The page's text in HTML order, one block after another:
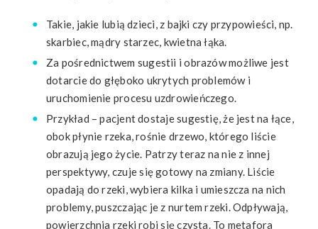
Takie, jakie lubią dzieci, z bajki czy przypowieści, np.
skarbiec, mądry starzec, kwietna łąka.
Za pośrednictwem sugestii i obrazów możliwe jest
dotarcie do głęboko ukrytych problemów i
uruchomienie procesu uzdrowieńczego.
Przykład – pacjent dostaje sugestię, że jest na łące,
obok płynie rzeka, rośnie drzewo, którego liście
obrazują jego życie. Patrzy teraz na nie z innej
perspektywy, czuje się gotowy na zmiany. Liście
opadają do rzeki, wybiera kilka i umieszcza na nich
problemy, puszczając je z nurtem rzeki. Odpływają,
powierzchnia rzeki robi się czysta. To metafora